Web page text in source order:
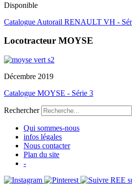
Disponible
Catalogue Autorail RENAULT VH -
Locotracteur MOYSE
Décembre 2019
Catalogue MOYSE - Série 3
Rechercher
Qui sommes-nous
infos légales
Nous contacter
Plan du site
-